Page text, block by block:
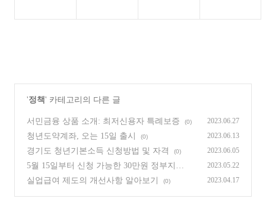
'정책 ' 카테고리의 다른 글
서민금융 상품 소개: 최저신용자 특례보증 (0) 2023.06.27
청년도약계좌, 오는 15일 출시 (0) 2023.06.13
경기도 청년기본소득 신청방법 및 자격 (0) 2023.06.05
5월 15일부터 신청 가능한 30만원 정부지원
금
(0)
2023.05.22
실업급여 제도의 개선사항 알아보기 (0) 2023.04.17